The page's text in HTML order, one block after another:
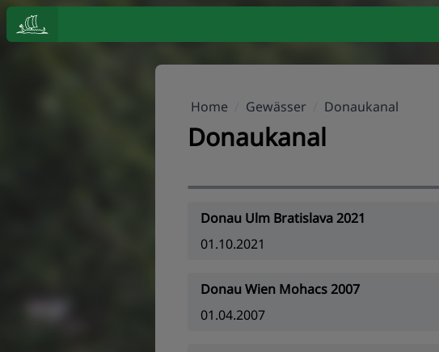
Home Gewässer Donaukanal
Donaukanal
Donau Ulm Bratislava 2021
01.10.2021
Donau Wien Mohacs 2007
01.04.2007